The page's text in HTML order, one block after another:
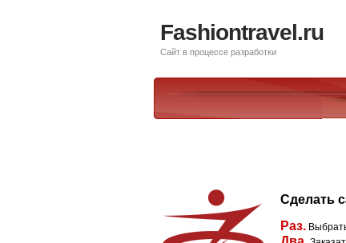
Fashiontravel.ru
Сайт в процессе разработки
Сделать
Раз.